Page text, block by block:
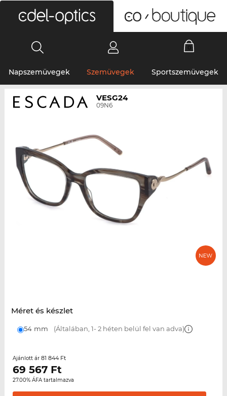
Napszemüvegek Szemüvegek Sportszemüvegek
VESG24
09N6
Méret és készlet
54 mm (Általában, 1- 2 héten belül fel van adva)
Ajánlott ár 81 844 Ft
69 567Ft
27.00% ÁFA tartalmazva